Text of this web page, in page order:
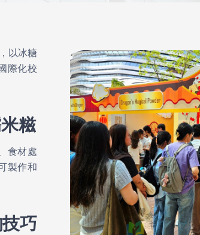
以冰糖
際化校
糍
食材處
製作和
巧